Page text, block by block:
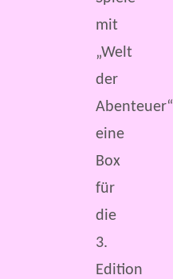
mit
„Welt
der
Abenteuer“
eine
Box
für
die
3.
Edition